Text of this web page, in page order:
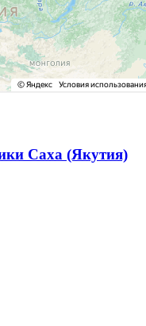
Саха (Якутия)